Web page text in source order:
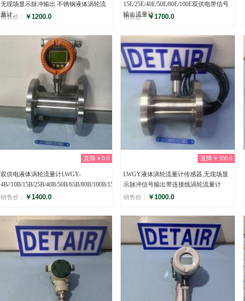
无现场显示脉冲输出 不锈钢液体涡轮流
量计
销售价： ￥1200.0
评分
(0)
15E/25E/40E/50E/80E/100E双供电带信号
输出流量计
销售价： ￥1700.0
评分
(0)
直降￥0.0
双供电液体涡轮流量计LWGY-
4B//10B/15B/25B/40B/50B/65B/80B/100B/150B
销售价： ￥1400.0
评分
(0)
直降￥300.0
LWGY液体涡轮流量计传感器,无现场显
示脉冲信号输出带连接线涡轮流量计
销售价： ￥1000.0
评分
(0)